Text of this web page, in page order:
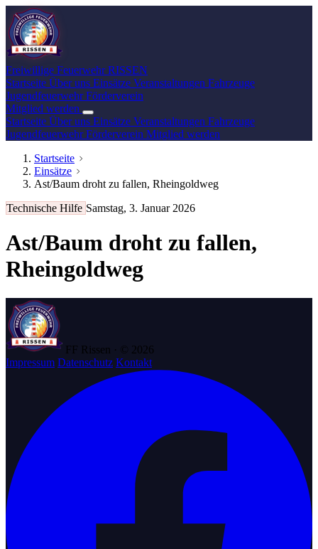
Freiwillige Feuerwehr RISSEN
Startseite Über uns Einsätze Veranstaltungen Fahrzeuge
JugendfeuerwehrFörderverein
Mitglied werden
Startseite Über uns Einsätze Veranstaltungen Fahrzeuge
JugendfeuerwehrFörderverein Mitglied werden
Startseite
Einsätze
Ast/Baum droht zu fallen, Rheingoldweg
Technische Hilfe Samstag, 3. Januar 2026
Ast/Baum droht zu fallen,
Rheingoldweg
FF Rissen · © 2026
Impressum Datenschutz Kontakt